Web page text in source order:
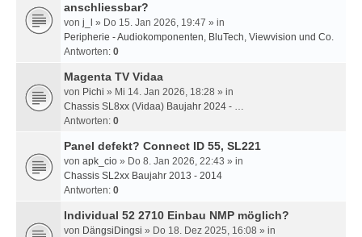
anschliessbar?
von j_l
» Do 15. Jan 2026, 19:47 » in
Peripherie - Audiokomponenten, BluTech, Viewvision und Co.
Antworten: 0
Magenta TV Vidaa
von Pichi » Mi 14. Jan 2026, 18:28 » in
Chassis SL8xx (Vidaa) Baujahr 2024 - …
Antworten: 0
Panel defekt? Connect ID 55, SL221
von apk_cio » Do 8. Jan 2026, 22:43 » in
Chassis SL2xx Baujahr 2013 - 2014
Antworten: 0
Individual 52 2710 Einbau NMP möglich?
von DängsiDingsi » Do 18. Dez 2025, 16:08 » in